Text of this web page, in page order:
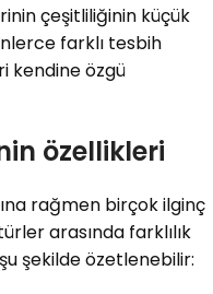
çeşitliliğinin küçük
farklı tesbih
kendine özgü
özellikleri
rağmen birçok ilginç
arasında farklılık
şekilde özetlenebilir: